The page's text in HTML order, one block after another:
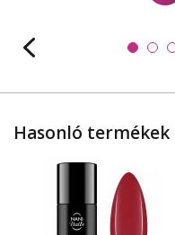
Hasonló termékek